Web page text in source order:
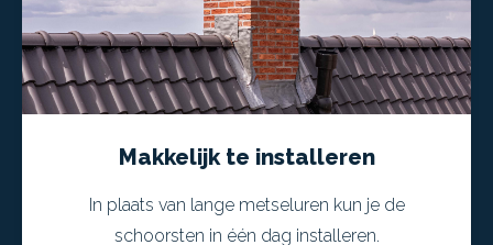
Makkelijk te installeren
In plaats van lange metseluren kun je de
schoorsten in één dag installeren.